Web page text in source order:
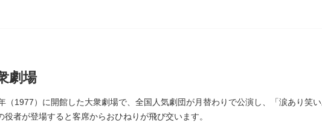
劇場
（1977）に開館した大衆劇場で、全国人気劇団が月替わりで公演し、「涙あり笑
役者が登場すると客席からおひねりが飛び交います。